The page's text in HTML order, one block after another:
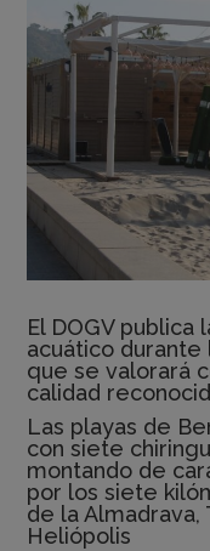
El DOGV publica
acuático
que se valorará
calidad
Las playas de
con siete
montando de
por los siete
de la Almadrava,
Heliópolis